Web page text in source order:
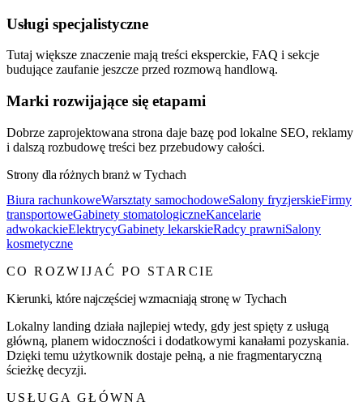
Usługi specjalistyczne
Tutaj większe znaczenie mają treści eksperckie, FAQ i sekcje
budujące zaufanie jeszcze przed rozmową handlową.
Marki rozwijające się etapami
Dobrze zaprojektowana strona daje bazę pod lokalne SEO, reklamy
i dalszą rozbudowę treści bez przebudowy całości.
Strony dla różnych branż wTychach
Biura rachunkoweWarsztaty samochodoweSalony fryzjerskieFirmy
transportoweGabinety stomatologiczneKancelarie
adwokackieElektrycyGabinety lekarskieRadcy prawniSalony
kosmetyczne
CO ROZWIJAĆ PO STARCIE
Kierunki, które najczęściej wzmacniają stronę w Tychach
Lokalny landing działa najlepiej wtedy, gdy jest spięty z usługą
główną, planem widoczności i dodatkowymi kanałami pozyskania.
Dzięki temu użytkownik dostaje pełną, a nie fragmentaryczną
ścieżkę decyzji.
USŁUGA GŁÓWNA